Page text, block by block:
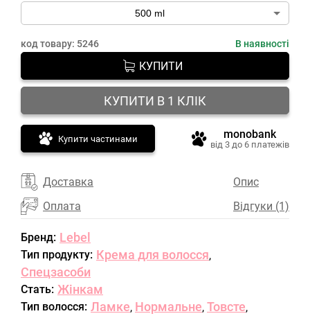
код товару: 5246 В наявності
КУПИТИ
КУПИТИ В 1 КЛІК
Купити частинами monobank
від 3 до 6 платежів
Доставка
Оплата
Опис
Відгуки (1)
Бренд: Lebel
Тип продукту: Крема для волосся,
Спецзасоби
Стать: Жінкам
Тип волосся: Ламке, Нормальне, Товсте,